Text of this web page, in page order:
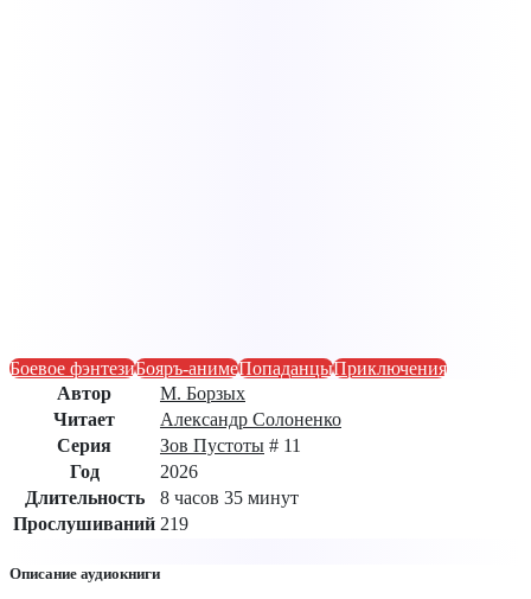
Боевое фэнтезиБояръ-анимеПопаданцыПриключения
Автор
М. Борзых
Читает
Александр Солоненко
Серия
Зов Пустоты # 11
Год
2026
Длительность
8 часов 35 минут
Прослушиваний 219
Описание аудиокниги